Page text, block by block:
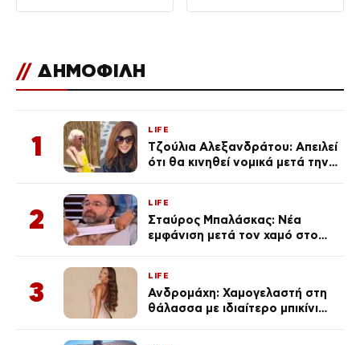
// ΔΗΜΟΦΙΛΗ
1
LIFE
Τζούλια Αλεξανδράτου: Απειλεί
ότι θα κινηθεί νομικά μετά την
2
LIFE
Σταύρος Μπαλάσκας: Νέα
εμφάνιση μετά τον χαμό στο
3
LIFE
Ανδρομάχη: Χαμογελαστή στη
θάλασσα με ιδιαίτερο μπικίνι